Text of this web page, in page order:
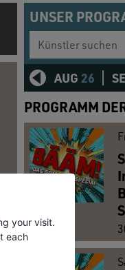
UNSER
Künstler suchen
AUG26
PROGRAMM
your visit.
each